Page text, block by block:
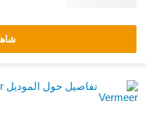
شاهد
تفاصيل حول الموديل Vermeer